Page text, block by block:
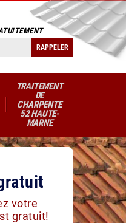
TRAITEMENT
DE
CHARPENTE
52 HAUTE-
MARNE
votre
gratuit!